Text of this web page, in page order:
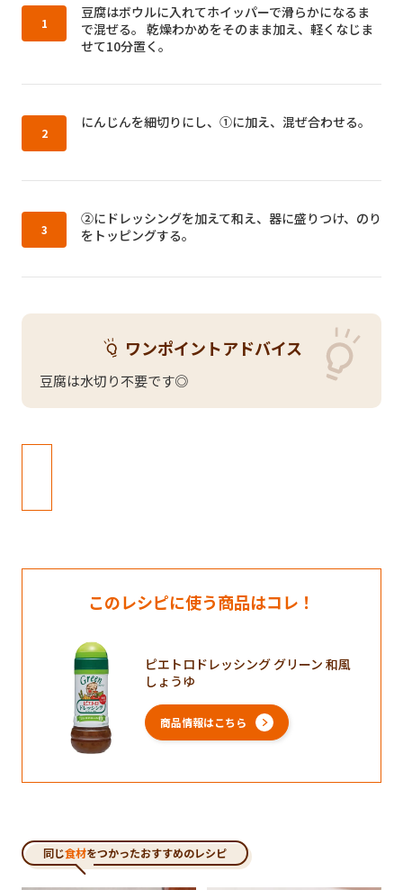
作り方1：
豆腐はボウルに入れてホイッパーで滑らかになるま
で混ぜる。 乾燥わかめをそのまま加え、軽くなじま
せて10分置く。
作り方2：
にんじんを細切りにし、①に加え、混ぜ合わせる。
作り方3：
②にドレッシングを加えて和え、器に盛りつけ、のり
をトッピングする。
ワンポイントアドバイス
豆腐は水切り不要です◎
このレシピに使う商品はコレ！
ピエトロドレッシング グリーン 和風
しょうゆ
商品情報はこちら
同じ食材をつかったおすすめのレシピ